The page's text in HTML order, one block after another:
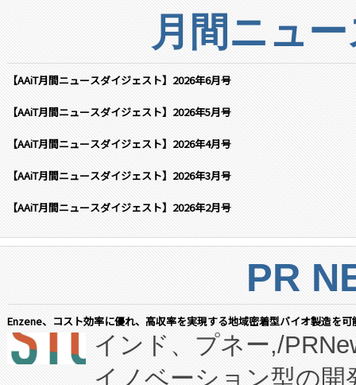
月間ニュ
【AAiT月間ニュースダイジェスト】2026年6月号
【AAiT月間ニュースダイジェスト】2026年5月号
【AAiT月間ニュースダイジェスト】2026年4月号
【AAiT月間ニュースダイジェスト】2026年3月号
【AAiT月間ニュースダイジェスト】2026年2月号
PR
Enzene、コスト効率に優れ、高収率を実現する地域密着型バイオ製造を
インド、プネー,/
イノベーション型の